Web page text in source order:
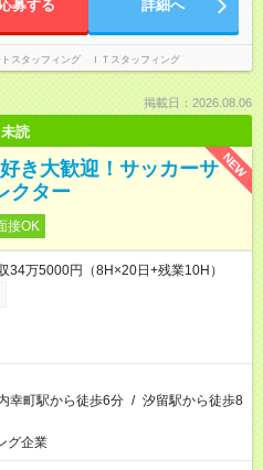
応募する 詳細へ
トスタッフィング ＩＴスタッフィング
掲載日：2026.08.06
未読
NEW
き大歓迎！サッカーサ
クター
接OK
万5000円（8H×20日+残業10H）
幸町駅から徒歩6分 / 汐留駅から徒歩8
グ企業